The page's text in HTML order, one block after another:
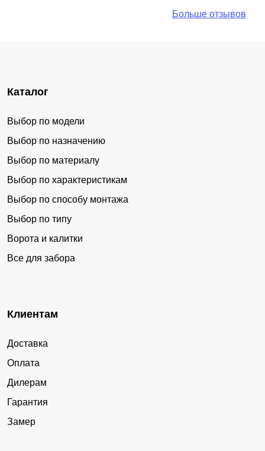
Больше отзывов
Каталог
Выбор по модели
Выбор по назначению
Выбор по материалу
Выбор по характеристикам
Выбор по способу монтажа
Выбор по типу
Ворота и калитки
Все для забора
Клиентам
Доставка
Оплата
Дилерам
Гарантия
Замер